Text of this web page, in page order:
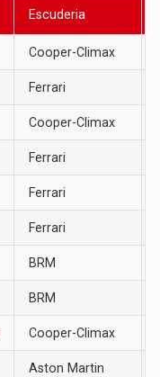
Escuderia
Cooper-Climax
Ferrari
Cooper-Climax
Ferrari
Ferrari
Ferrari
BRM
BRM
Cooper-Climax
Aston Martin